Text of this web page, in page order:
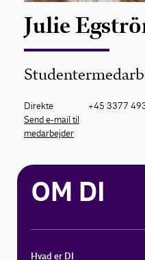
Julie
Direkte
+45 3377
Send e-mail til
medarbejder
OM DI
Hvad er DI